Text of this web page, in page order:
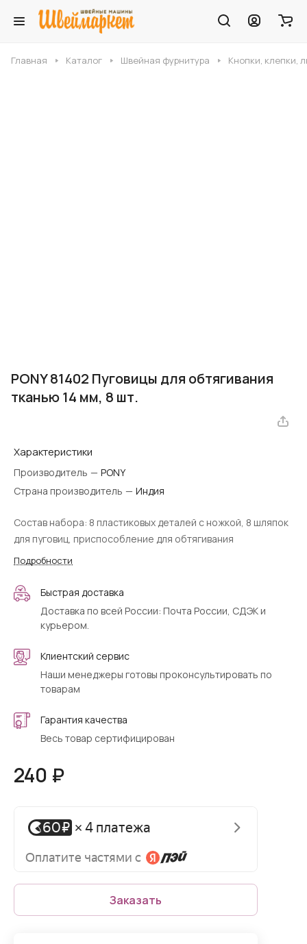
Главная Каталог Швейная фурнитура Кнопки, клепки,
PONY 81402 Пуговицы для обтягивания
тканью 14 мм, 8 шт.
Характеристики
Производитель — PONY
Страна производитель — Индия
Состав набора: 8 пластиковых деталей с ножкой, 8 шляпок
для пуговиц, приспособление для обтягивания
Подробности
Быстрая доставка
Доставка по всей России: Почта России, СДЭК и
курьером.
Клиентский сервис
Наши менеджеры готовы проконсультировать по
товарам
Гарантия качества
Весь товар сертифицирован
240 ₽
Заказать